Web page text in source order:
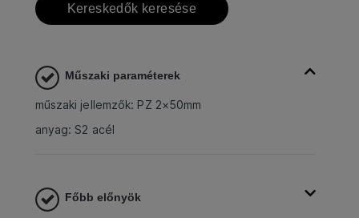
Kereskedők keresése
Műszaki paraméterek
műszaki jellemzők: PZ 2×50mm
anyag: S2 acél
Főbb előnyök